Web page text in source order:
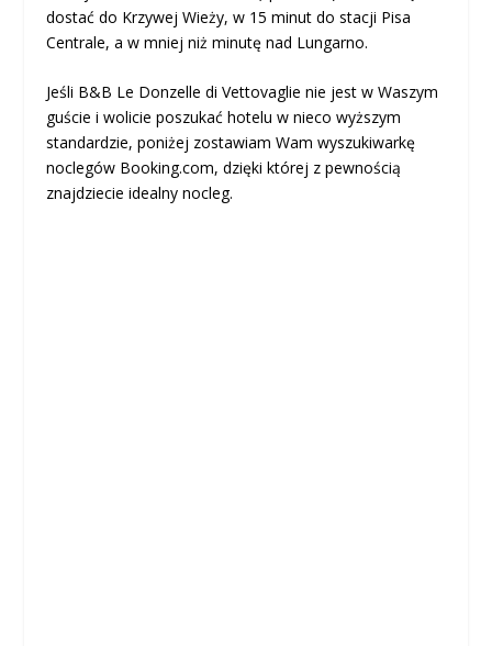
dostać do Krzywej Wieży, w 15 minut do stacji Pisa
Centrale, a w mniej niż minutę nad Lungarno.
Jeśli B&B Le Donzelle di Vettovaglie nie jest w Waszym
guście i wolicie poszukać hotelu w nieco wyższym
standardzie, poniżej zostawiam Wam wyszukiwarkę
noclegów Booking.com, dzięki której z pewnością
znajdziecie idealny nocleg.